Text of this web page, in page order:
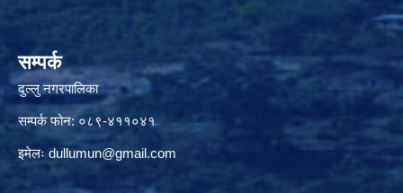
सम्पर्क
दुल्लु नगरपालिका
सम्पर्क फोन: ०८९-४११०४१
इमेलःdullumun@gmail.com